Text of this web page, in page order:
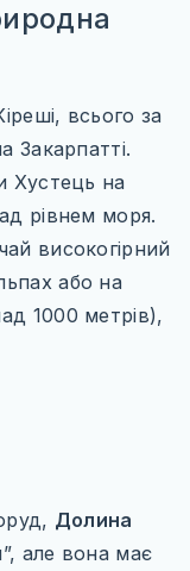
всього за
Закарпатті.
Хустець на
рівнем моря.
високогірний
або на
1000 метрів),
Долина
але вона має